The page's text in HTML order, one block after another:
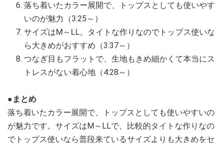
落ち着いたカラー展開で、トップスとしても使いやす
いのが魅力（3:25～）
サイズはM～LL。タイトな作りなのでトップス使いな
ら大きめがおすすめ（3:37～）
つなぎ目もフラットで、生地もきめ細かくて本当にス
トレスがない着心地（4:28～）
●まとめ
落ち着いたカラー展開で、トップスとしても使いやすいの
が魅力です。サイズはM～LLで、比較的タイトな作りなの
でトップス使いなら普段来ているサイズよりも大きめをセ